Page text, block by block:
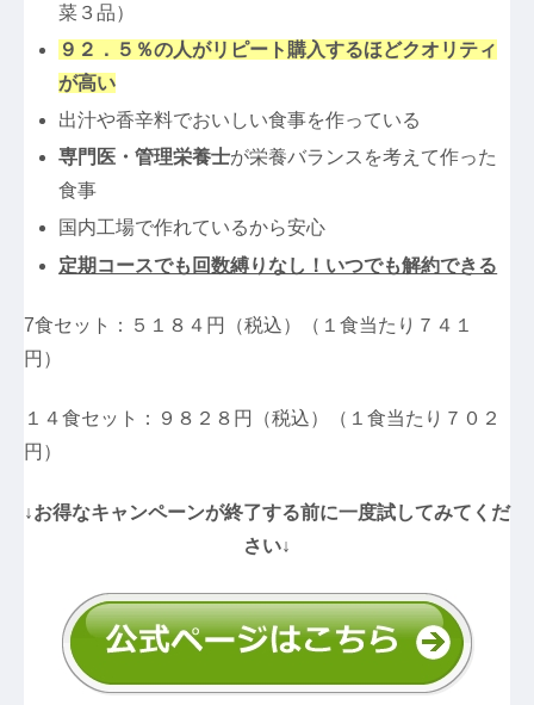
菜３品）
９２．５％の人がリピート購入するほどクオリティ
が高い
出汁や香辛料でおいしい食事を作っている
専門医・管理栄養士が栄養バランスを考えて作った
食事
国内工場で作れているから安心
定期コースでも回数縛りなし！いつでも解約できる
7食セット：５１８４円（税込）（１食当たり７４１
円）
１４食セット：９８２８円（税込）（１食当たり７０２
円）
↓お得なキャンペーンが終了する前に一度試してみてくだ
さい↓